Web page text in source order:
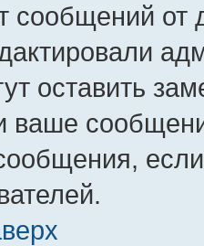
сообщений от
оставить
ваше